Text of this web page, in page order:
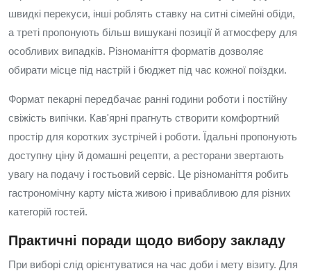
швидкі перекуси, інші роблять ставку на ситні сімейні обіди,
а треті пропонують більш вишукані позиції й атмосферу для
особливих випадків. Різноманіття форматів дозволяє
обирати місце під настрій і бюджет під час кожної поїздки.
Формат пекарні передбачає ранні години роботи і постійну
свіжість випічки. Кав'ярні прагнуть створити комфортний
простір для коротких зустрічей і роботи. Їдальні пропонують
доступну ціну й домашні рецепти, а ресторани звертають
увагу на подачу і гостьовий сервіс. Це різноманіття робить
гастрономічну карту міста живою і привабливою для різних
категорій гостей.
Практичні поради щодо вибору закладу
При виборі слід орієнтуватися на час доби і мету візиту. Для